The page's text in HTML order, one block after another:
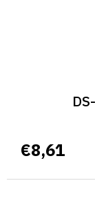
€8,61